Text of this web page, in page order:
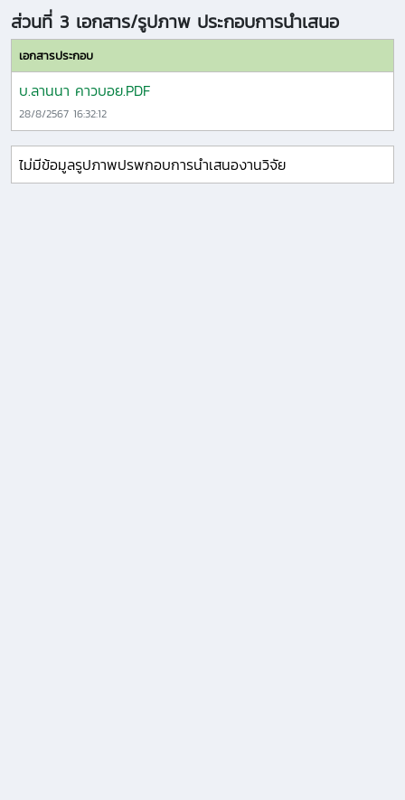
ส่วนที่ 3 เอกสาร/รูปภาพ ประกอบการนำเสนอ
เอกสารประกอบ
บ.ลานนา คาวบอย.PDF
28/8/2567 16:32:12
ไม่มีข้อมูลรูปภาพปรพกอบการนำเสนองานวิจัย